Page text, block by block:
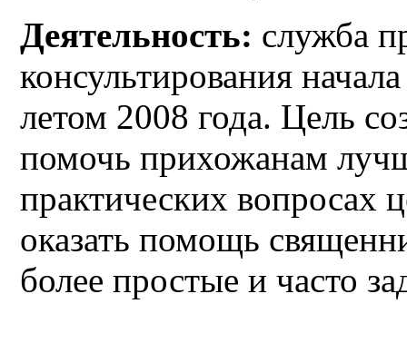
Деятельность: служба
консультирования
летом 2008 года. Цель
помочь прихожанам
практических вопросах
оказать помощь
более простые и часто